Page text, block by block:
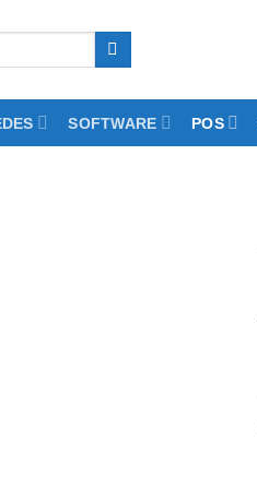
SOFTWARE POS